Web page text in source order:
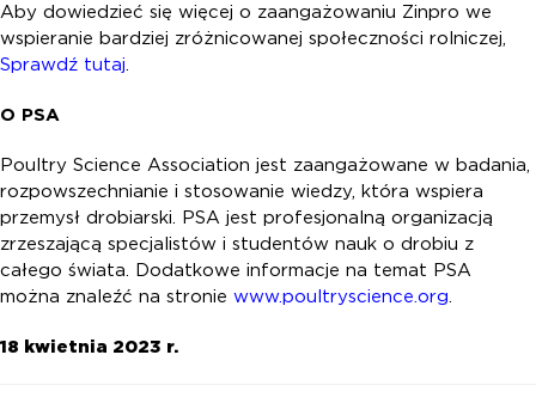
Aby dowiedzieć się więcej o zaangażowaniu Zinpro we
wspieranie bardziej zróżnicowanej społeczności rolniczej,
Sprawdź tutaj.
O PSA
Poultry Science Association jest zaangażowane w badania,
rozpowszechnianie i stosowanie wiedzy, która wspiera
przemysł drobiarski. PSA jest profesjonalną organizacją
zrzeszającą specjalistów i studentów nauk o drobiu z
całego świata. Dodatkowe informacje na temat PSA
można znaleźć na stronie www.poultryscience.org.
18 kwietnia 2023 r.